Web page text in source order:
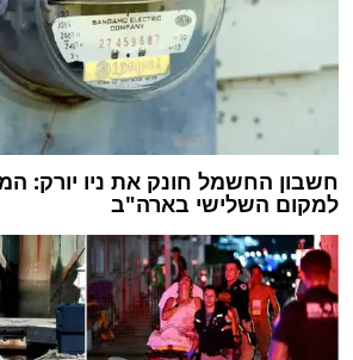
חשבון החשמל חונק את ניו יורק:
למקום השלישי בארה"ב